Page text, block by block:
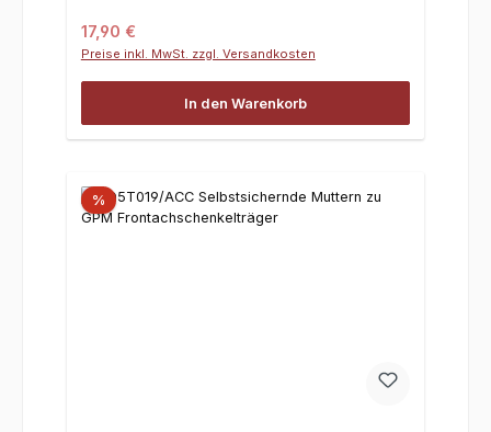
Regulärer Preis:
17,90 €
Preise inkl. MwSt. zzgl. Versandkosten
In den Warenkorb
%